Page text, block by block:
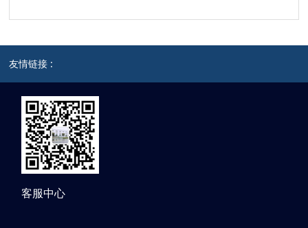
友情链接 :
客服中心